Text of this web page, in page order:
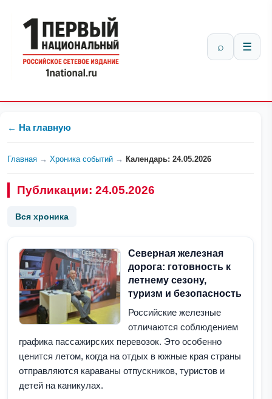
⌕ ☰
← На главную
Главная → Хроника событий → Календарь: 24.05.2026
Публикации: 24.05.2026
Вся хроника
Северная железная
дорога: готовность к
летнему сезону,
туризм и безопасность
Российские железные
отличаются соблюдением
графика пассажирских перевозок. Это особенно
ценится летом, когда на отдых в южные края страны
отправляются караваны отпускников, туристов и
детей на каникулах.